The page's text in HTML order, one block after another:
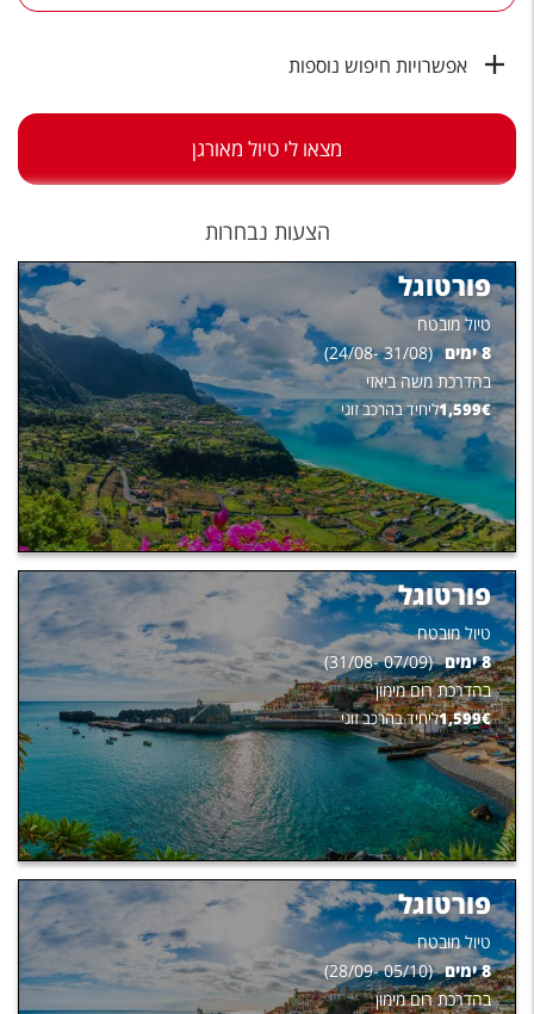
טיסות לחו"ל
מלונות בחו"ל
שירות לקוחות
טופס צור קשר
תקנון
נגישות
עקבו אחרינו
אפשרויות חיפוש נוספות
מצאו לי טיול מאורגן
הצעות נבחרות
פורטוגל
טיול מובטח
8ימים (
31/08
-
24/08
)
בהדרכת משה ביאזי
1,599€ ליחיד בהרכב זוגי
פורטוגל
טיול מובטח
8ימים (
07/09
-
31/08
)
בהדרכת רום מימון
1,599€ ליחיד בהרכב זוגי
פורטוגל
טיול מובטח
8ימים (
05/10
-
28/09
)
בהדרכת רום מימון